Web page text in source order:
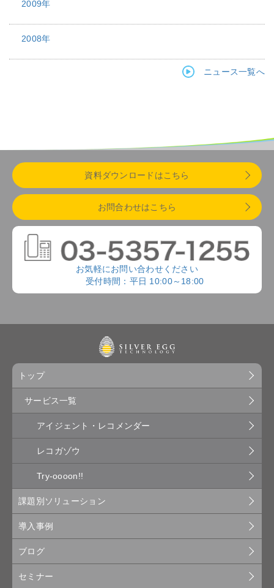
2009年
2008年
ニュース一覧へ
資料ダウンロードはこちら
お問合わせはこちら
お気軽にお問い合わせください
受付時間：平日 10:00～18:00
トップ
サービス一覧
アイジェント・レコメンダー
レコガゾウ
Try-oooon!!
課題別ソリューション
導入事例
ブログ
セミナー